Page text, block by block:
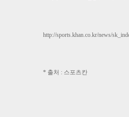
http://sports.khan.co.kr/news/
* 출처 : 스포츠칸